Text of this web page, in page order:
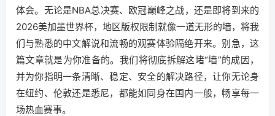
体会。无论是NBA总决赛、欧冠巅峰之战，还是即将到来的
2026美加墨世界杯，地区版权限制就像一道无形的墙，将我
们与熟悉的中文解说和流畅的观赛体验隔绝开来。别急，这
篇文章就是为你准备的。我们将彻底拆解这堵“墙”的成因，
并为你指明一条清晰、稳定、安全的解决路径，让你无论身
在纽约、伦敦还是悉尼，都能如同身在国内一般，畅享每一
场热血赛事。